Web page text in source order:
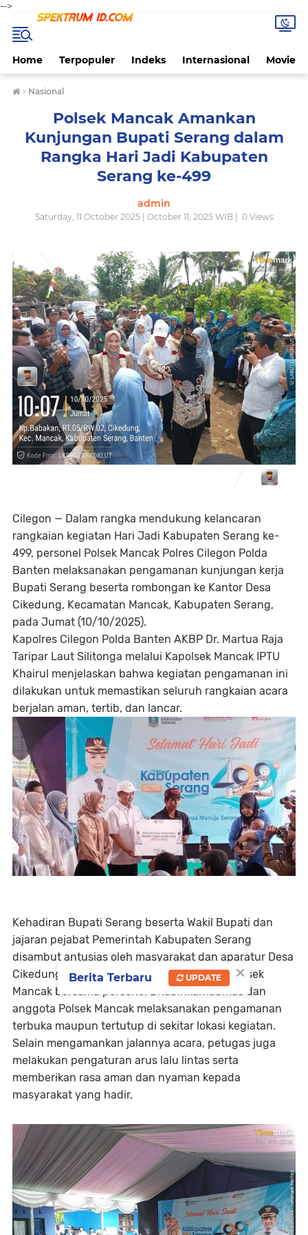
-->
Home Terpopuler Indeks Internasional Movie
› Nasional
Polsek Mancak Amankan
Kunjungan Bupati Serang dalam
Rangka Hari Jadi Kabupaten
Serang ke-499
admin
Saturday, 11 October 2025 | October 11, 2025 WIB | 0Views
Cilegon — Dalam rangka mendukung kelancaran
rangkaian kegiatan Hari Jadi Kabupaten Serang ke-
499, personel Polsek Mancak Polres Cilegon Polda
Banten melaksanakan pengamanan kunjungan kerja
Bupati Serang beserta rombongan ke Kantor Desa
Cikedung, Kecamatan Mancak, Kabupaten Serang,
pada Jumat (10/10/2025).
Kapolres Cilegon Polda Banten AKBP Dr. Martua Raja
Taripar Laut Silitonga melalui Kapolsek Mancak IPTU
Khairul menjelaskan bahwa kegiatan pengamanan ini
dilakukan untuk memastikan seluruh rangkaian acara
berjalan aman, tertib, dan lancar.
Kehadiran Bupati Serang beserta Wakil Bupati dan
jajaran pejabat Pemerintah Kabupaten Serang
disambut antusias oleh masyarakat dan aparatur Desa
Cikedung. Dalam kesempatan tersebut, Kapolsek
Mancak bersama personel Bhabinkamtibmas dan
anggota Polsek Mancak melaksanakan pengamanan
terbuka maupun tertutup di sekitar lokasi kegiatan.
Selain mengamankan jalannya acara, petugas juga
melakukan pengaturan arus lalu lintas serta
memberikan rasa aman dan nyaman kepada
masyarakat yang hadir.
×
Berita Terbaru UPDATE